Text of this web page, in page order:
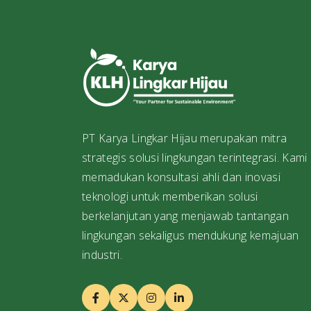
PT Karya Lingkar Hijau merupakan mitra
strategis solusi lingkungan terintegrasi. Kami
memadukan konsultasi ahli dan inovasi
teknologi untuk memberikan solusi
berkelanjutan yang menjawab tantangan
lingkungan sekaligus mendukung kemajuan
industri.